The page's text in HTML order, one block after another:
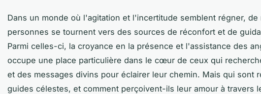
Dans un monde où l'agitation et l'incertitude semblent régner, de
personnes se tournent vers des sources de réconfort et de
Parmi celles-ci, la croyance en la présence et l'assistance des
occupe une place particulière dans le cœur de ceux qui
et des messages divins pour éclairer leur chemin. Mais qui sont
guides célestes, et comment perçoivent-ils leur amour à travers